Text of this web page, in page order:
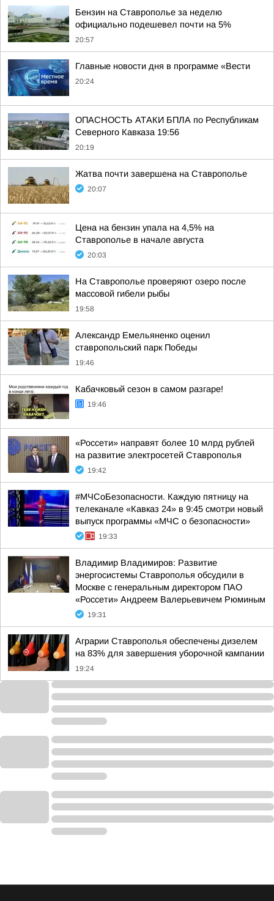
Бензин на Ставрополье за неделю
официально подешевел почти на 5%
20:57
Главные новости дня в программе «Вести
20:24
ОПАСНОСТЬ АТАКИ БПЛА по Республикам
Северного Кавказа 19:56
20:19
Жатва почти завершена на Ставрополье
20:07
Цена на бензин упала на 4,5% на
Ставрополье в начале августа
20:03
На Ставрополье проверяют озеро после
массовой гибели рыбы
19:58
Александр Емельяненко оценил
ставропольский парк Победы
19:46
Кабачковый сезон в самом разгаре!
19:46
«Россети» направят более 10 млрд рублей
на развитие электросетей Ставрополья
19:42
#МЧСоБезопасности. Каждую пятницу на
телеканале «Кавказ 24» в 9:45 смотри новый
выпуск программы «МЧС о безопасности»
19:33
Владимир Владимиров: Развитие
энергосистемы Ставрополья обсудили в
Москве с генеральным директором ПАО
«Россети» Андреем Валерьевичем Рюминым
19:31
Аграрии Ставрополья обеспечены дизелем
на 83% для завершения уборочной кампании
19:24